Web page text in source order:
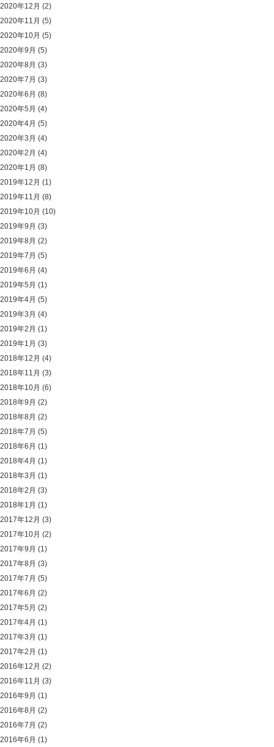
2020年12月 (2)
2020年11月 (5)
2020年10月 (5)
2020年9月 (5)
2020年8月 (3)
2020年7月 (3)
2020年6月 (8)
2020年5月 (4)
2020年4月 (5)
2020年3月 (4)
2020年2月 (4)
2020年1月 (8)
2019年12月 (1)
2019年11月 (8)
2019年10月 (10)
2019年9月 (3)
2019年8月 (2)
2019年7月 (5)
2019年6月 (4)
2019年5月 (1)
2019年4月 (5)
2019年3月 (4)
2019年2月 (1)
2019年1月 (3)
2018年12月 (4)
2018年11月 (3)
2018年10月 (6)
2018年9月 (2)
2018年8月 (2)
2018年7月 (5)
2018年6月 (1)
2018年4月 (1)
2018年3月 (1)
2018年2月 (3)
2018年1月 (1)
2017年12月 (3)
2017年10月 (2)
2017年9月 (1)
2017年8月 (3)
2017年7月 (5)
2017年6月 (2)
2017年5月 (2)
2017年4月 (1)
2017年3月 (1)
2017年2月 (1)
2016年12月 (2)
2016年11月 (3)
2016年9月 (1)
2016年8月 (2)
2016年7月 (2)
2016年6月 (1)